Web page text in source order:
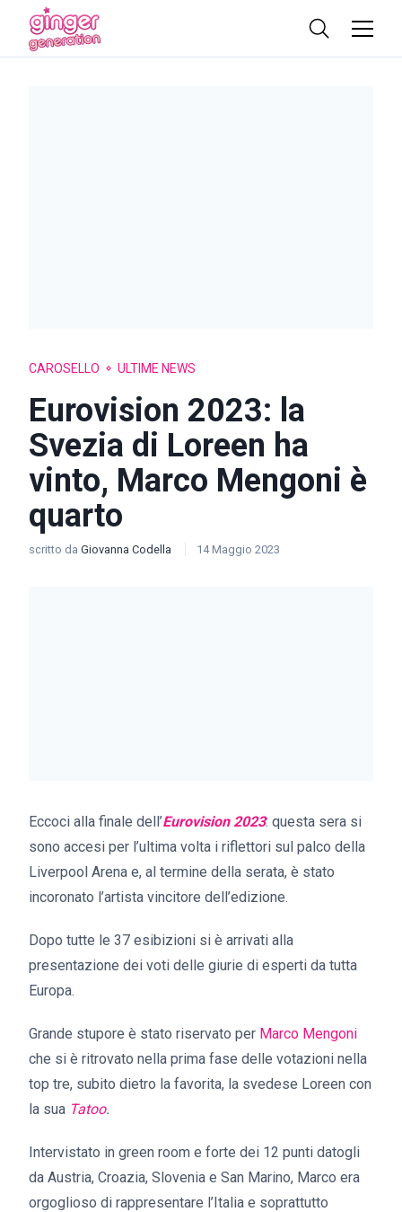
CAROSELLO ULTIME NEWS
Eurovision 2023: la
Svezia di Loreen ha
vinto, Marco Mengoni è
quarto
scritto da Giovanna Codella 14 Maggio 2023
Eccoci alla finale dell’Eurovision 2023: questa sera si
sono accesi per l’ultima volta i riflettori sul palco della
Liverpool Arena e, al termine della serata, è stato
incoronato l’artista vincitore dell’edizione.
Dopo tutte le 37 esibizioni si è arrivati alla
presentazione dei voti delle giurie di esperti da tutta
Europa.
Grande stupore è stato riservato per Marco Mengoni
che si è ritrovato nella prima fase delle votazioni nella
top tre, subito dietro la favorita, la svedese Loreen con
la sua Tatoo.
Intervistato in green room e forte dei 12 punti datogli
da Austria, Croazia, Slovenia e San Marino, Marco era
orgoglioso di rappresentare l’Italia e soprattutto